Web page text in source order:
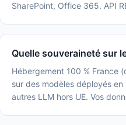
SharePoint, Office 365. API
Quelle souveraineté sur
Hébergement 100 % France
sur des modèles déployés
autres LLM hors UE. Vos